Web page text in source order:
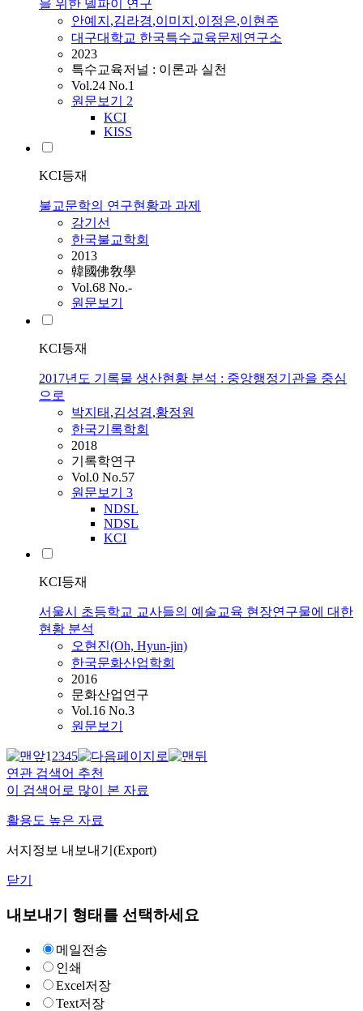
을 위한 델파이 연구
안예지 ,김라경,이미지 ,이정은,이현주
대구대학교 한국특수교육문제연구소
2023
특수교육저널 : 이론과 실천
Vol.24 No.1
원문보기 2
KCI
KISS
KCI등재
불교문학의 연구현황과 과제
강기선
한국불교학회
2013
韓國佛敎學
Vol.68 No.-
원문보기
KCI등재
2017년도 기록물 생산현황 분석 : 중앙행정기관을 중심
으로
박지태 ,김성겸,황정원
한국기록학회
2018
기록학연구
Vol.0 No.57
원문보기 3
NDSL
NDSL
KCI
KCI등재
서울시 초등학교 교사들의 예술교육 현장연구물에 대한
현황 분석
오현진(Oh, Hyun-jin)
한국문화산업학회
2016
문화산업연구
Vol.16 No.3
원문보기
12345
연관 검색어 추천
이 검색어로 많이 본 자료
활용도 높은 자료
서지정보 내보내기(Export)
닫기
내보내기 형태를 선택하세요
메일전송
인쇄
Excel저장
Text저장